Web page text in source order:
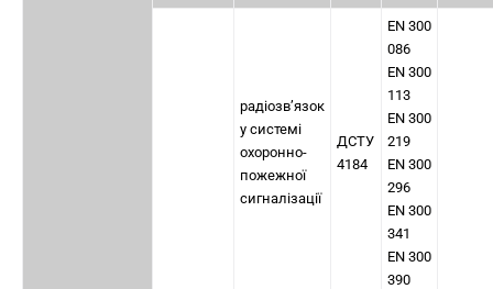
радіозв’язок
у системі
охоронно-
пожежної
сигналізації
ДСТУ
4184
EN 300
086
EN 300
113
EN 300
219
EN 300
296
EN 300
341
EN 300
390